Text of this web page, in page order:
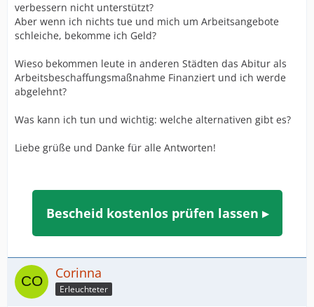
verbessern nicht unterstützt?
Aber wenn ich nichts tue und mich um Arbeitsangebote
schleiche, bekomme ich Geld?
Wieso bekommen leute in anderen Städten das Abitur als
Arbeitsbeschaffungsmaßnahme Finanziert und ich werde
abgelehnt?
Was kann ich tun und wichtig: welche alternativen gibt es?
Liebe grüße und Danke für alle Antworten!
Bescheid kostenlos prüfen lassen ▸
Corinna
Erleuchteter